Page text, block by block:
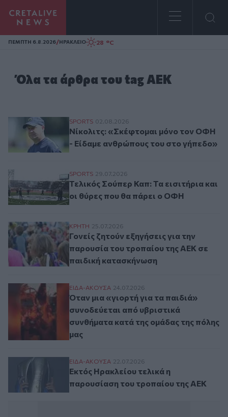
Homepage
ΠΕΜΠΤΗ 6.8.2026/ΗΡΑΚΛΕΙΟ 28 °C
Όλα τα άρθρα του tag ΑΕΚ
Νίκολιτς: «Σκέφτομαι μόνο τον ΟΦΗ -
SPORTS 02.08.2026
Νίκολιτς: «Σκέφτομαι μόνο τον ΟΦΗ
- Είδαμε ανθρώπους του στο γήπεδο»
Τελικός Σούπερ Καπ: Τα εισιτήρια και
SPORTS 29.07.2026
Τελικός Σούπερ Καπ: Τα εισιτήρια και
οι θύρες που θα πάρει ο ΟΦΗ
Γονείς ζητούν εξηγήσεις για την
ΚΡΗΤΗ 25.07.2026
Γονείς ζητούν εξηγήσεις για την
παρουσία του τροπαίου της ΑΕΚ σε
παιδική κατασκήνωση
Όταν μια «γιορτή για τα παιδιά»
ΕΙΔΑ-ΑΚΟΥΣΑ 24.07.2026
Όταν μια «γιορτή για τα παιδιά»
συνοδεύεται από υβριστικά
συνθήματα κατά της ομάδας της πόλης
μας
Εκτός Ηρακλείου τελικά η παρουσίαση
ΕΙΔΑ-ΑΚΟΥΣΑ 22.07.2026
Εκτός Ηρακλείου τελικά η
παρουσίαση του τροπαίου της ΑΕΚ